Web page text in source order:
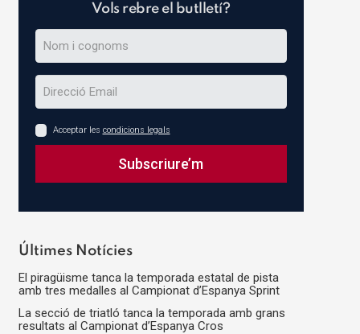
Vols rebre el butlletí?
Acceptar les condicions legals
Subscriure’m
be
left
blank
Últimes Notícies
El piragüisme tanca la temporada estatal de pista
amb tres medalles al Campionat d’Espanya Sprint
La secció de triatló tanca la temporada amb grans
resultats al Campionat d’Espanya Cros